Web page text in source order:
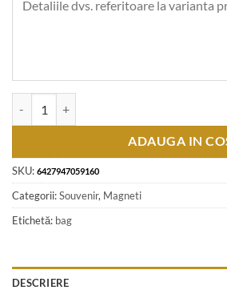
ADAUGA IN
SKU: 6427947059160
Categorii:Souvenir, Magneti
Etichetă: bag
DESCRIERE